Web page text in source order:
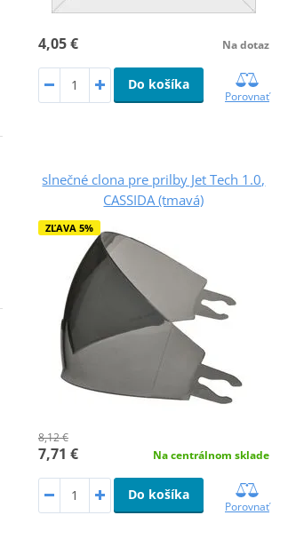
4,05 € Na dotaz
Do košíka
Porovnať
slnečné clona pre prilby Jet Tech 1.0,
CASSIDA (tmavá)
ZĽAVA 5%
8,12 €
7,71 € Na centrálnom sklade
Do košíka
Porovnať